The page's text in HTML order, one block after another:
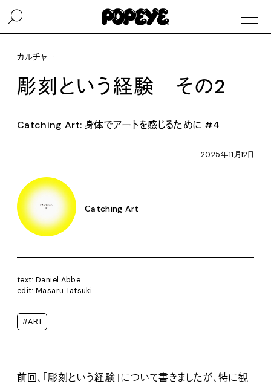
カルチャー
彫刻という経験 その2
Catching Art: 身体でアートを感じるために #4
2025年11月12日
Catching Art
text: Daniel Abbe
edit: Masaru Tatsuki
#ART
前回、 「彫刻という経験」について書きましたが、特に観